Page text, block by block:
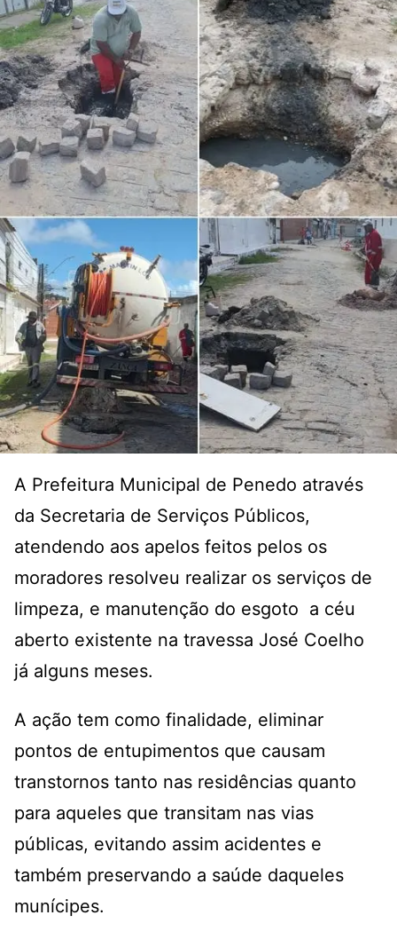
A Prefeitura Municipal de Penedo através
da Secretaria de Serviços Públicos,
atendendo aos apelos feitos pelos os
moradores resolveu realizar os serviços de
limpeza, e manutenção do esgoto a céu
aberto existente na travessa José Coelho
já alguns meses.
A ação tem como finalidade, eliminar
pontos de entupimentos que causam
transtornos tanto nas residências quanto
para aqueles que transitam nas vias
públicas, evitando assim acidentes e
também preservando a saúde daqueles
munícipes.